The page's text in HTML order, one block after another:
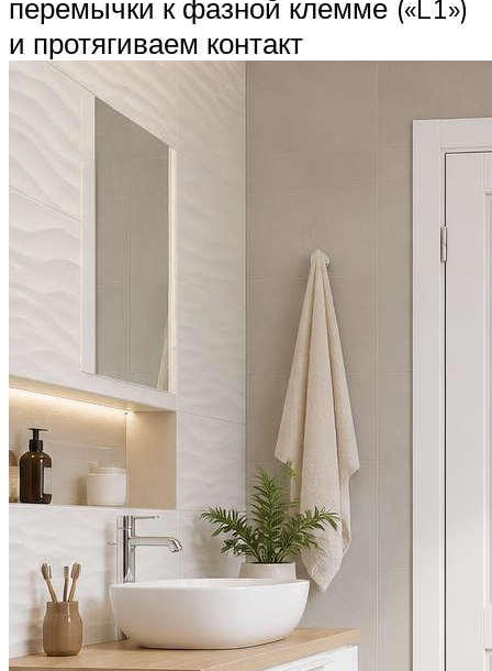
перемычки к фазной клемме («L1»)
и протягиваем контакт